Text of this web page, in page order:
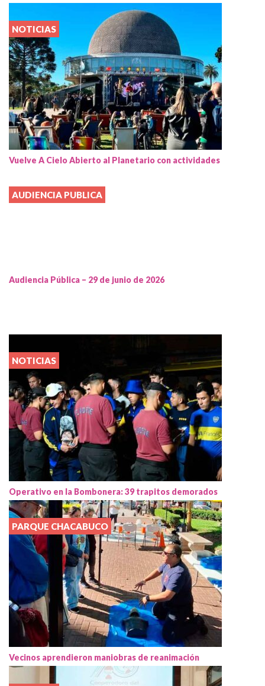
NOTICIAS
Vuelve A Cielo Abierto al Planetario con actividades
AUDIENCIA PUBLICA
Audiencia Pública – 29 de junio de 2026
NOTICIAS
Operativo en la Bombonera: 39 trapitos demorados
PARQUE CHACABUCO
Vecinos aprendieron maniobras de reanimación